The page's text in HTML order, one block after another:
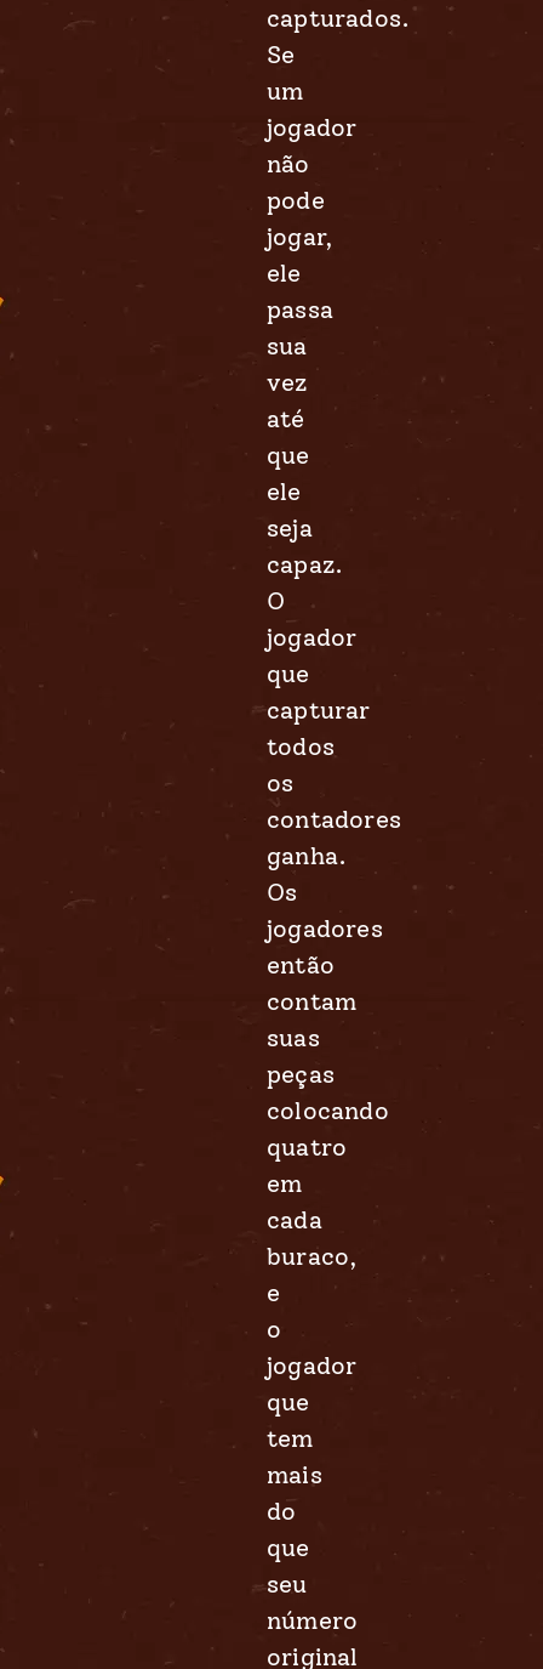
capturados.
Se
um
jogador
não
pode
jogar,
ele
passa
sua
vez
até
que
ele
seja
capaz.
O
jogador
que
capturar
todos
os
contadores
ganha.
Os
jogadores
então
contam
suas
peças
colocando
quatro
em
cada
buraco,
e
o
jogador
que
tem
mais
do
que
seu
número
original